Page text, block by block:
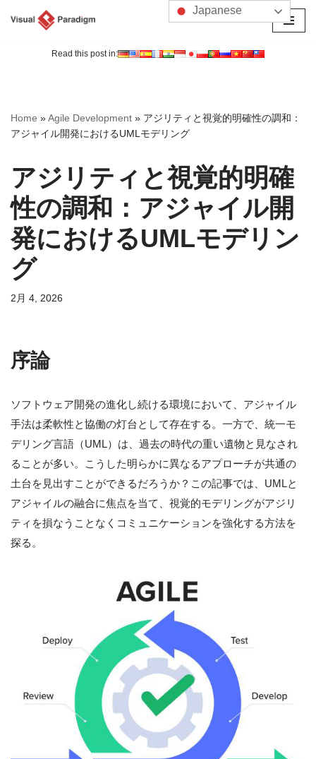
へ
ス
ッ
プ
Read this post in:
Home »Agile Development » アジリティと視覚的明確性の調和：
アジャイル開発におけるUMLモデリング
アジリティと視覚的明確
性の調和：アジャイル開
発におけるUMLモデリン
グ
2月 4, 2026
序論
ソフトウェア開発の進化し続ける環境において、アジャイル
手法は柔軟性と協働の灯台として存在する。一方で、統一モ
デリング言語（UML）は、過去の時代の重い遺物と見なされ
ることが多い。こうした明らかに異なるアプローチが共通の
土台を見出すことができるだろうか？この記事では、UMLと
アジャイルの融合に焦点を当て、視覚的モデリングがアジリ
ティを損なうことなくコミュニケーションを強化する方法を
探る。
Japanese